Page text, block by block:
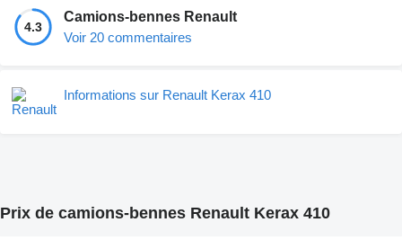
4.3
Camions-bennes Renault
Voir 20 commentaires
Informations sur Renault Kerax 410
Prix de camions-bennes Renault Kerax 410